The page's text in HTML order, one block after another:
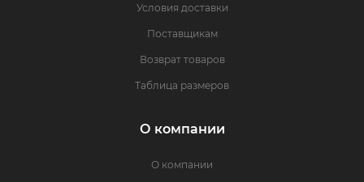
Условия доставки
Поставщикам
Возврат товаров
Таблица размеров
О компании
О компании